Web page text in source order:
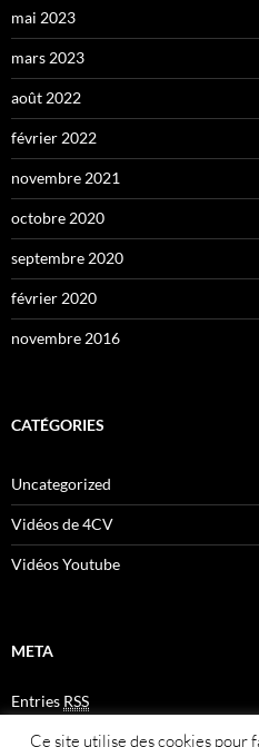
mai 2023
mars 2023
août 2022
février 2022
novembre 2021
octobre 2020
septembre 2020
février 2020
novembre 2016
CATÉGORIES
Uncategorized
Vidéos de 4CV
Vidéos Youtube
META
Entries RSS
CommentsRSS
Plan du site
Ce site utilise des cookies pour